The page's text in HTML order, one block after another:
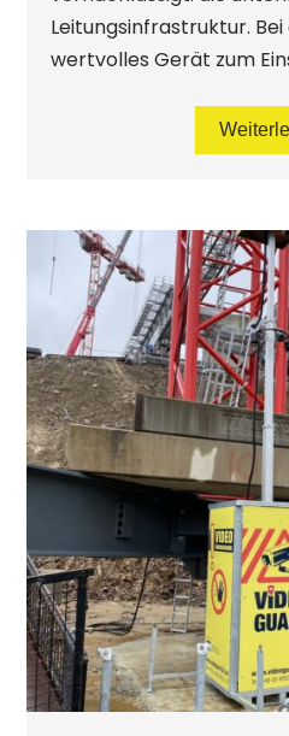
Leitungsinfrastruktur.
wertvolles Gerät zum